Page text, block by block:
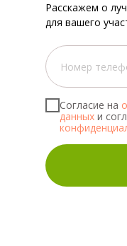
Согласие на
данных и
Расскажем о
для вашего